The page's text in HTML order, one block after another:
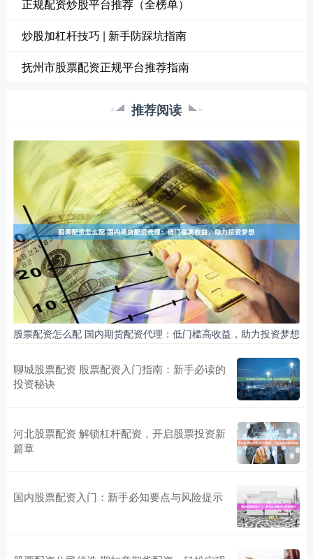
正规配资炒股平台推荐（全榜单）
炒股加杠杆技巧 | 新手防踩坑指南
抚州市股票配资正规平台推荐指南
推荐阅读
股票配资怎么配 国内期货配资代理：低门槛高收益，助力投资梦想
聊城股票配资 股票配资入门指南：新手必读的
投资秘诀
河北股票配资 解锁杠杆配资，开启股票投资新
篇章
国内股票配资入门：新手必知要点与风险提示